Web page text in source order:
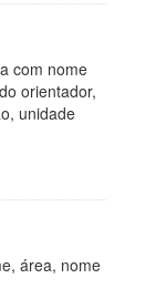
com nome
orientador,
unidade
área, nome